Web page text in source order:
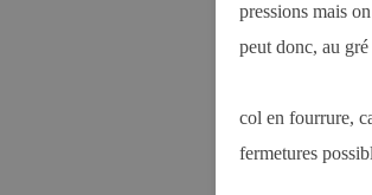
pressions mais
peut donc, au
col en fourrure,
fermetures